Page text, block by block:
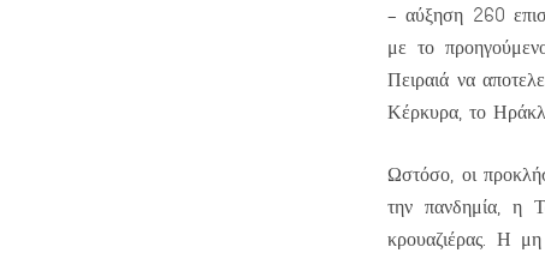
– αύξηση 260
με το
Πειραιά να
Κέρκυρα, το
Ωστόσο, οι
την πανδημία, η
κρουαζιέρας. Η